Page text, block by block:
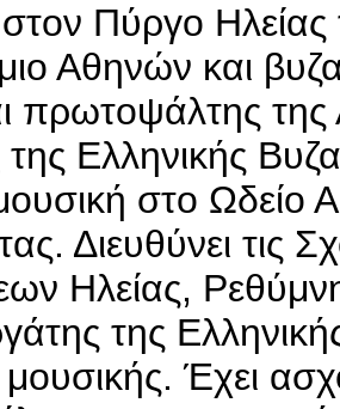
Πύργο
Αθηνών και
πρωτοψάλτης της
της Ελληνικής
στο
Διευθύνει τις
Ηλείας,
της
μουσικής. Έχει